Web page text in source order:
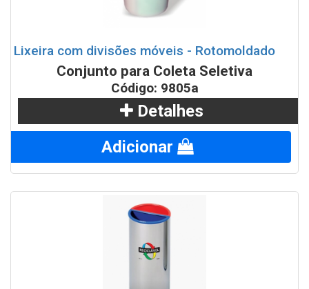
Lixeira com divisões móveis - Rotomoldado
Conjunto para Coleta Seletiva
Código: 9805a
Detalhes
Adicionar